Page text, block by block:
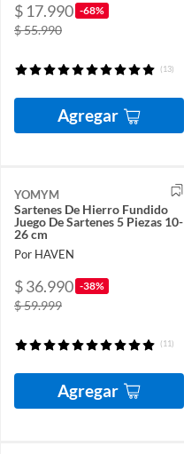
$ 17.990 -68%
$ 55.990
(13)
Agregar
YOMYM
Sartenes De Hierro Fundido
Juego De Sartenes 5 Piezas 10-
26 cm
Por HAVEN
$ 36.990 -38%
$ 59.999
(11)
Agregar